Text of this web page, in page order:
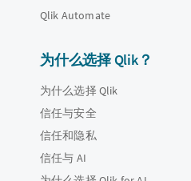
Qlik Automate
为什么选择 Qlik？
为什么选择 Qlik
信任与安全
信任和隐私
信任与 AI